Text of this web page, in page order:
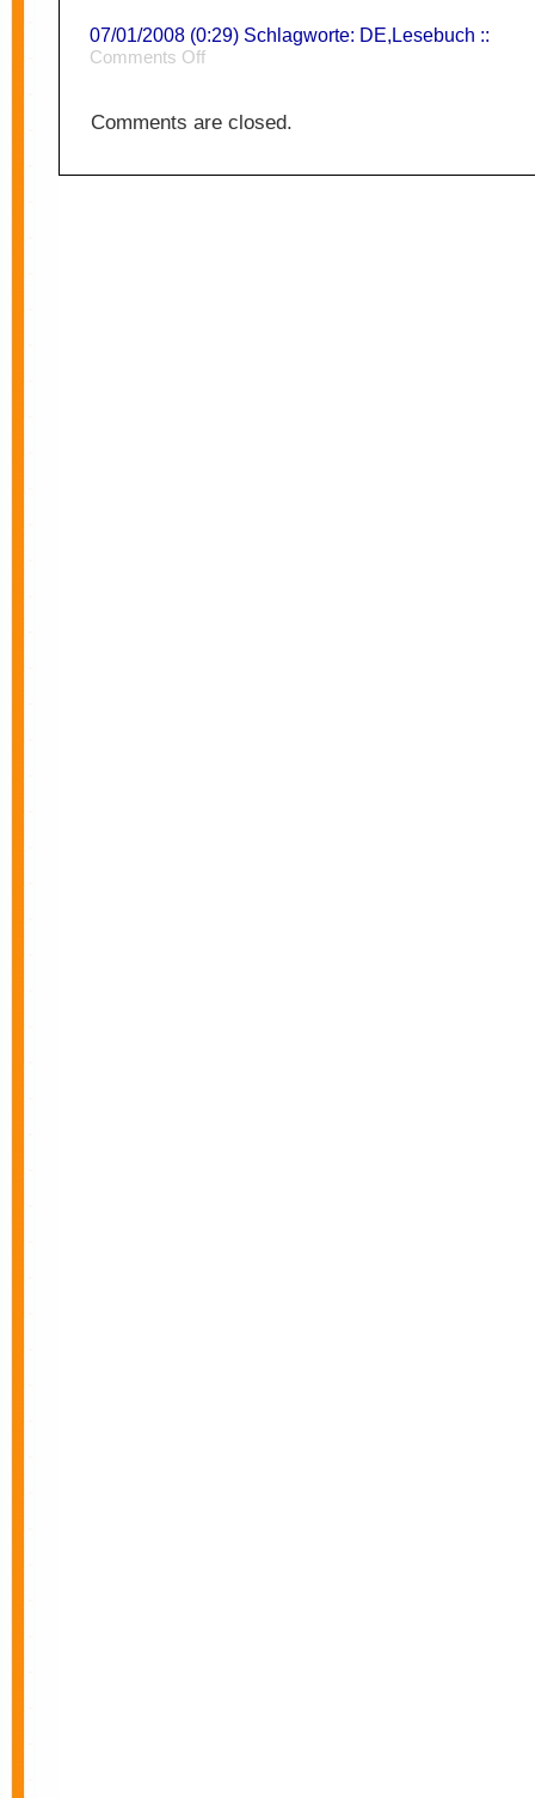
07/01/2008 (0:29) Schlagworte: DE,Lesebuch ::
Comments Offon
Comments are closed.